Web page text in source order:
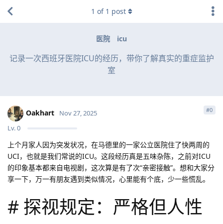
医院 icu
记录一次西班牙医院ICU的经历，带你了解真实的重症监护
室
1 of 1 post
Oakhart
Lv.0
Nov 27, 2025 #0
上个月家人因为突发状况，在马德里的一家公立医院住了快两周的
UCI，也就是我们常说的ICU。这段经历真是五味杂陈，之前对ICU
的印象基本都来自电视剧，这次算是有了次“亲密接触”。想和大家分
享一下，万一有朋友遇到类似情况，心里能有个底，少一些慌乱。
# 探视规定：严格但人性